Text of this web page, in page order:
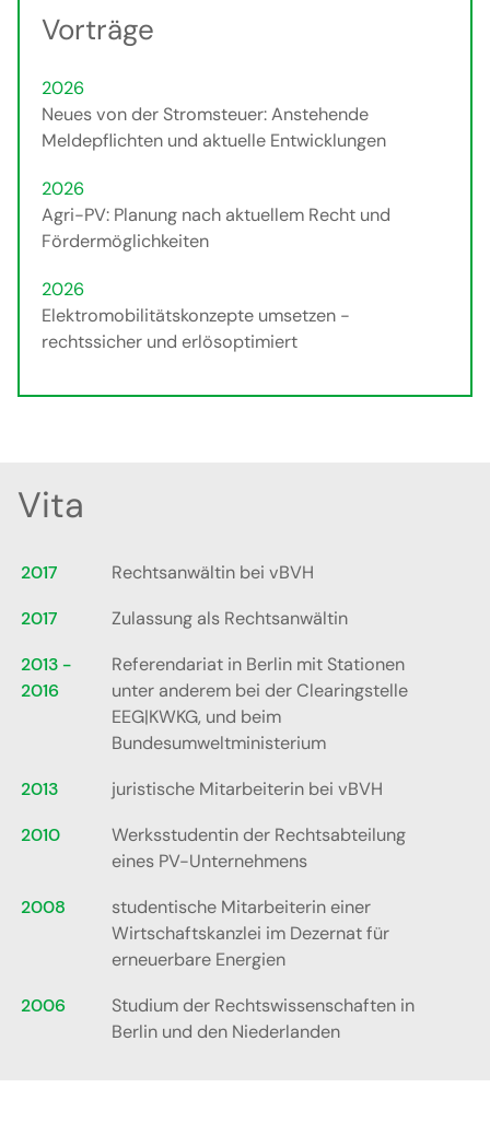
Vorträge
2026
Neues von der Stromsteuer: Anstehende
Meldepflichten und aktuelle Entwicklungen
2026
Agri-PV: Planung nach aktuellem Recht und
Fördermöglichkeiten
2026
Elektromobilitätskonzepte umsetzen -
rechtssicher und erlösoptimiert
Vita
2017
Rechtsanwältin bei vBVH
2017
Zulassung als Rechtsanwältin
2013 -
2016
Referendariat in Berlin mit Stationen
unter anderem bei der Clearingstelle
EEG|KWKG, und beim
Bundesumweltministerium
2013
juristische Mitarbeiterin bei vBVH
2010
Werksstudentin der Rechtsabteilung
eines PV-Unternehmens
2008
studentische Mitarbeiterin einer
Wirtschaftskanzlei im Dezernat für
erneuerbare Energien
2006
Studium der Rechtswissenschaften in
Berlin und den Niederlanden